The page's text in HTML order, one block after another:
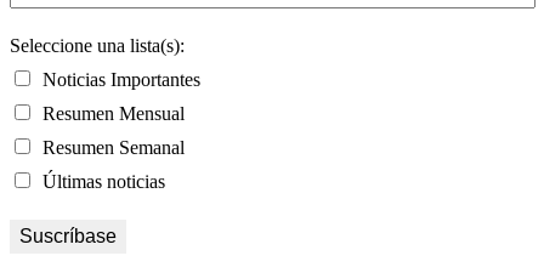
Seleccione una lista(s):
Noticias Importantes
Resumen Mensual
Resumen Semanal
Últimas noticias